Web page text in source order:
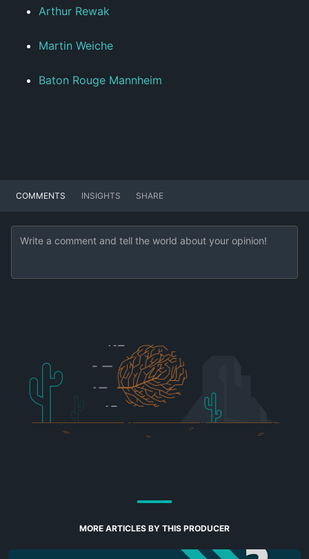
Arthur Rewak
Martin Weiche
Baton Rouge Mannheim
COMMENTS INSIGHTS SHARE
MORE ARTICLES BY THIS PRODUCER